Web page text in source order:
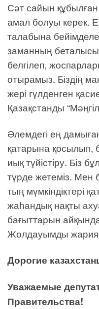
Сәт сайын
амал болуы керек.
талабына
заманның
белгілеп,
отырамыз. Біздің
жері гүлденген
Қазақстанды
Әлемдегі ең
қатарына қосылып,
иық түйістіру. Біз
түрде жетеміз. Мен
тың мүмкіндіктері
жаһандық нақты
бағыттарын
Жолдауымды жария
Дорогие
Уважаемые
Правительства!